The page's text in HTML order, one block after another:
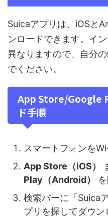
Suicaアプリは、iOSと
ンロードできます。イ
異なりますので、自分
でください。
App Store/Google
ド手順
スマートフォンを
App Store（iOS）
Play（Android）
検索バーに「Suica
プリを探してダウン